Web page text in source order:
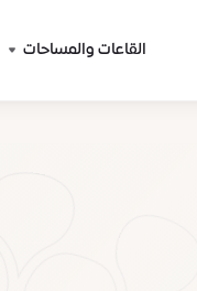
القاعات والمساحات